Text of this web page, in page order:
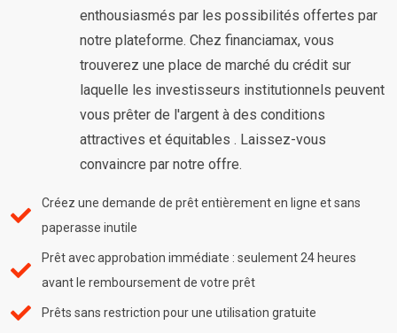
enthousiasmés par les possibilités offertes par
notre plateforme. Chez financiamax, vous
trouverez une place de marché du crédit sur
laquelle les investisseurs institutionnels peuvent
vous prêter de l'argent à des conditions
attractives et équitables . Laissez-vous
convaincre par notre offre.
Créez une demande de prêt entièrement en ligne et sans
paperasse inutile
Prêt avec approbation immédiate : seulement 24 heures
avant le remboursement de votre prêt
Prêts sans restriction pour une utilisation gratuite